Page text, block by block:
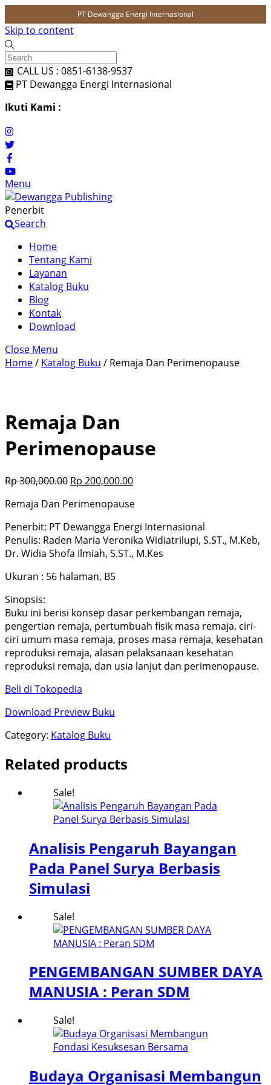
PT Dewangga Energi Internasional
Skip to content
CALL US : 0851-6138-9537
PT Dewangga Energi Internasional
Ikuti Kami :
Menu
Penerbit
Search
Home
Tentang Kami
Layanan
Katalog Buku
Blog
Kontak
Download
Close Menu
Home/ Katalog Buku / Remaja Dan Perimenopause
Remaja Dan
Perimenopause
Rp300,000.00 Rp 200,000.00
Remaja Dan Perimenopause
Penerbit: PT Dewangga Energi Internasional
Penulis: Raden Maria Veronika Widiatrilupi, S.ST., M.Keb,
Dr. Widia Shofa Ilmiah, S.ST., M.Kes
Ukuran : 56 halaman, B5
Sinopsis:
Buku ini berisi konsep dasar perkembangan remaja,
pengertian remaja, pertumbuah fisik masa remaja, ciri-
ciri umum masa remaja, proses masa remaja, kesehatan
reproduksi remaja, alasan pelaksanaan kesehatan
reproduksi remaja, dan usia lanjut dan perimenopause.
Beli di Tokopedia
Download Preview Buku
Category: Katalog Buku
Related products
Sale!
Analisis Pengaruh Bayangan
Pada Panel Surya Berbasis
Simulasi
Sale!
PENGEMBANGAN SUMBER DAYA
MANUSIA : Peran SDM
Sale!
Budaya Organisasi Membangun